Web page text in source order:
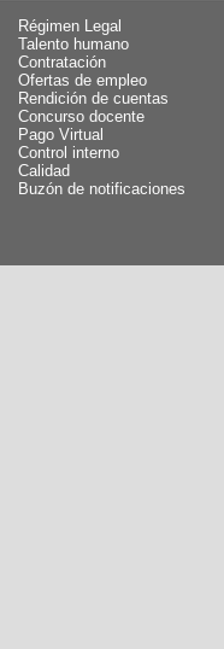
Régimen Legal
Talento humano
Contratación
Ofertas de empleo
Rendición de cuentas
Concurso docente
Pago Virtual
Control interno
Calidad
Buzón de notificaciones